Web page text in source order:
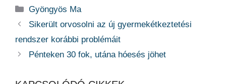
Kategória
Gyöngyös Ma
Sikerült orvosolni az új gyermekétkeztetési
rendszer korábbi problémáit
Pénteken 30 fok, utána hóesés jöhet